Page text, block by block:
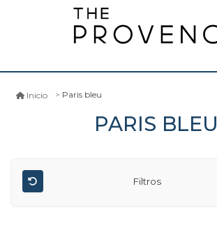
Inicio Paris bleu
PARIS BLEU
Filtros